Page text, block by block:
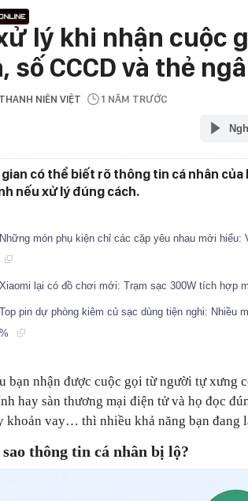
lý khi nhận cuộc
số CCCD và thẻ
, THANH NIÊN VIỆT 1 NĂM TRƯỚC
gian có thể biết rõ thông tin cá nhân
nếu xử lý đúng cách.
Những món phụ kiện chỉ các cặp yêu nhau mới
Xiaomi lại có đồ chơi mới: Trạm sạc 300W tích hợp
Top pin dự phòng kiêm củ sạc dùng tiện nghi: Nhiều
%
bạn nhận được cuộc gọi từ người tự xưng
hay sàn thương mại điện tử và họ đọc
khoản vay… thì nhiều khả năng bạn đang
thông tin cá nhân bị lộ?